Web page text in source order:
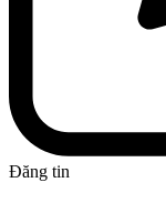
Đăng tin